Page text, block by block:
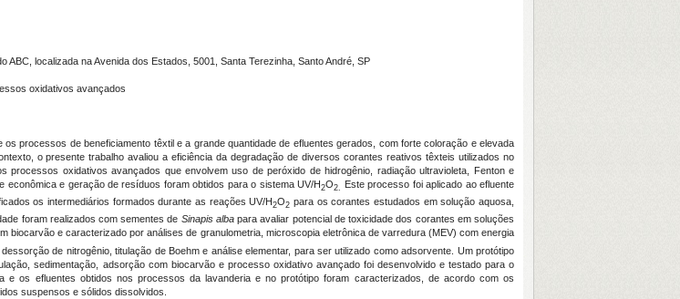
localizada na Avenida dos Estados, 5001, Santa Terezinha, Santo André, SP
oxidativos avançados
processos de beneficiamento têxtil e a grande quantidade de efluentes gerados, com forte coloração e elevada
o presente trabalho avaliou a eficiência da degradação de diversos corantes reativos têxteis utilizados no
processos oxidativos avançados que envolvem uso de peróxido de hidrogênio, radiação ultravioleta, Fenton e
e geração de resíduos foram obtidos para o sistema UV/H2O2. Este processo foi aplicado ao efluente
os intermediários formados durante as reações UV/H2O2 para os corantes estudados em solução aquosa,
foram realizados com sementes de Sinapis albapara avaliar potencial de toxicidade dos corantes em soluções
biocarvão e caracterizado por análises de granulometria, microscopia eletrônica de varredura (MEV) com energia
de nitrogênio, titulação de Boehm e análise elementar, para ser utilizado como adsorvente. Um protótipo
sedimentação, adsorção com biocarvão e processo oxidativo avançado foi desenvolvido e testado para o
e os efluentes obtidos nos processos da lavanderia e no protótipo foram caracterizados, de acordo com os
suspensos e sólidos dissolvidos.